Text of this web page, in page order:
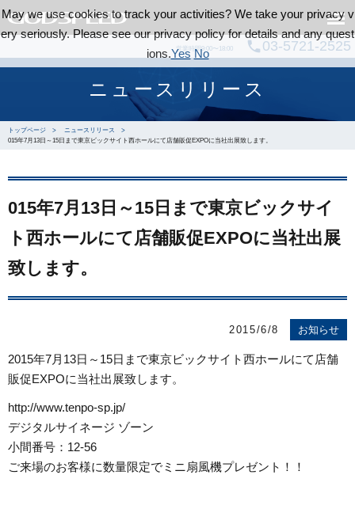
営業時間9:00〜18:00 call 03-5721-2525
ニュースリリース
トップページ
ニュースリリース
015年7月13日～15日まで東京ビックサイト西ホールにて店舗販促EXPOに当社出展致します。
015年7月13日～15日まで東京ビックサイ
ト西ホールにて店舗販促EXPOに当社出展
致します。
2015/6/8 お知らせ
2015年7月13日～15日まで東京ビックサイト西ホールにて店舗
販促EXPOに当社出展致します。
http://www.tenpo-sp.jp/
デジタルサイネージ ゾーン
小間番号：12-56
ご来場のお客様に数量限定でミニ扇風機プレゼント！！
May we use cookies to track your activities? We take your privacy v
ery seriously. Please see our privacy policy for details and any quest
ions.Yes No